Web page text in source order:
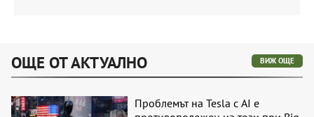
ОЩЕ ОТ АКТУАЛНО ВИЖ ОЩЕ
Проблемът на Tesla с AI е